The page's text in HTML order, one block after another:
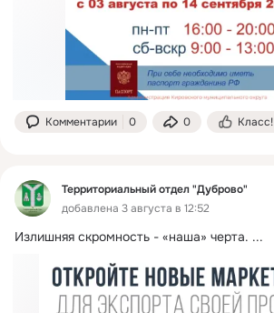
Комментарии 0 0 Класс!
Территориальный отдел "Дуброво"
добавлена 3 августа в 12:52
Излишняя скромность - «наша» черта. ...